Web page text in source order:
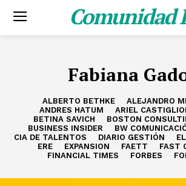
Comunidad
Fabiana
ALBERTO BETHKE
ALEJANDRO
ANDRES HATUM
ARIEL
BETINA SAVICH
BOSTON
BUSINESS INSIDER
BW
CIA DE TALENTOS
DIARIO GESTIÓN
ERE
EXPANSION FAETT
FAST
FINANCIAL TIMES
FORBES